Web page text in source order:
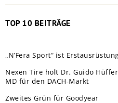
TOP 10 BEITRÄGE
„N’Fera Sport“ ist
Nexen Tire holt Dr. Guido
MD für den DACH-Markt
Zweites Grün für Goodyear